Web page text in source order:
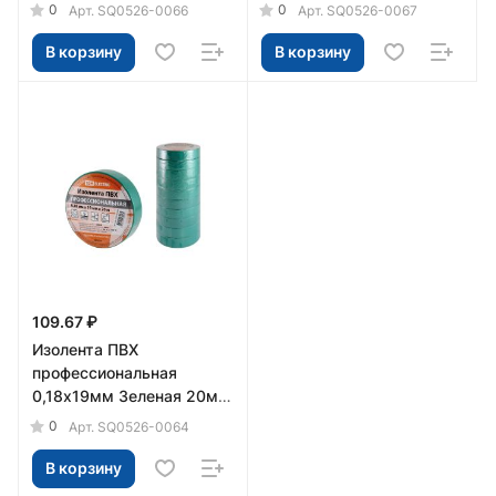
0 Арт. SQ0526-0066
В корзину
0 Арт. SQ0526-0067
В корзину
109.67 ₽
Изолента ПВХ
профессиональная
0,18х19мм Зеленая 20м
TDM
0 Арт. SQ0526-0064
В корзину